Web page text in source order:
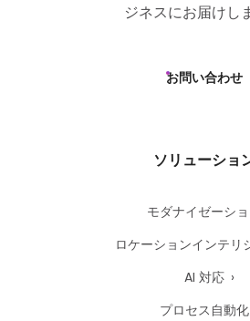
ジネスにお届けし
お問い合わせ
ソリューショ
モダナイゼーシ
ロケーションインテリ
AI 対応
プロセス自動化